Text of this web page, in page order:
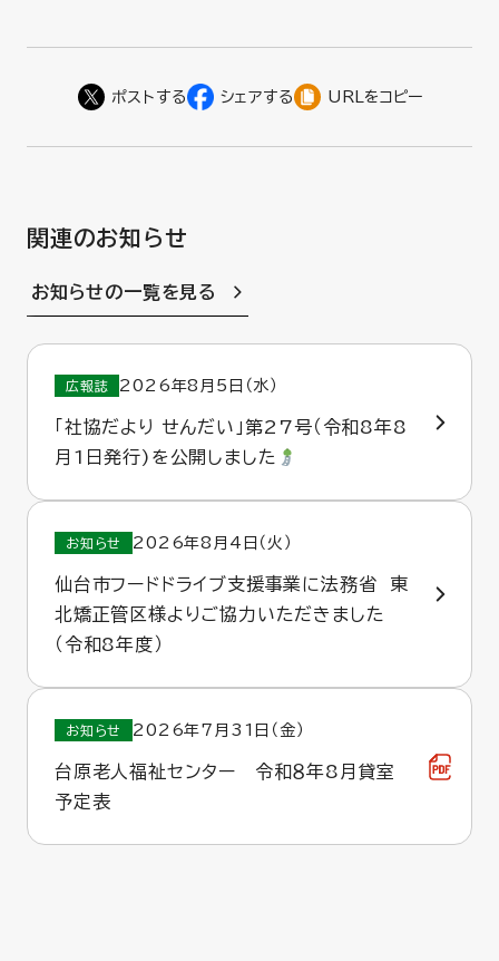
URLをコピー
関連のお知らせ
お知らせの一覧を見る
広報誌 2026年8月5日（水）
「社協だより せんだい」第27号（令和8年8
月1日発行)を公開しました
お知らせ 2026年8月4日（火）
仙台市フードドライブ支援事業に法務省 東
北矯正管区様よりご協力いただきました
（令和8年度）
お知らせ 2026年7月31日（金）
台原老人福祉センター 令和８年8月貸室
予定表